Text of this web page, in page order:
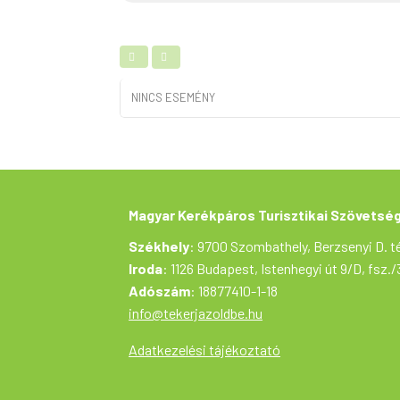
NINCS ESEMÉNY
Magyar Kerékpáros Turisztikai
Székhely: 9700 Szombathely, Berzsenyi D.
Iroda: 1126 Budapest, Istenhegyi út 9/D, fsz./
Adószám: 18877410-1-18
info@tekerjazoldbe.hu
Adatkezelési tájékoztató